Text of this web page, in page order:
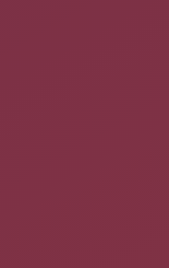
(après
du PDF et «
output